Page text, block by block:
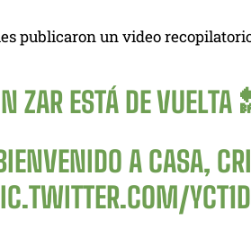
publicaron un video
ZAR ESTÁ DE VUELTA
A CASA,